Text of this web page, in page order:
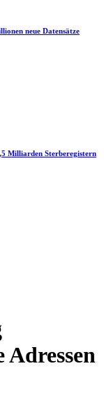
neue Datensätze
Milliarden Sterberegistern